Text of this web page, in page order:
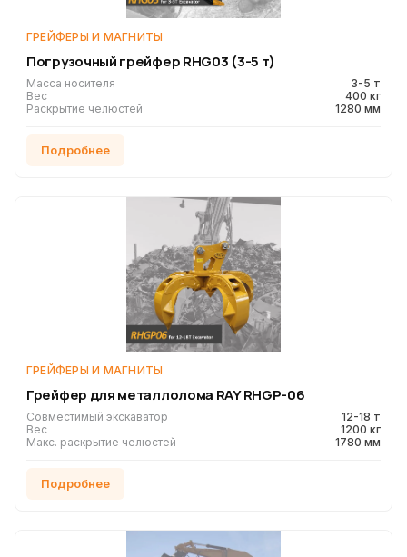
ГРЕЙФЕРЫ И МАГНИТЫ
Погрузочный грейфер RHG03 (3-5 т)
Масса носителя
3-5 т
Вес
400 кг
Раскрытие челюстей
1280 мм
Подробнее
ГРЕЙФЕРЫ И МАГНИТЫ
Грейфер для металлолома RAY RHGP-06
Совместимый экскаватор
12-18 т
Вес
1200 кг
Макс. раскрытие челюстей
1780 мм
Подробнее